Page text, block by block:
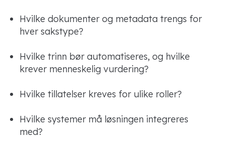
Hvilke dokumenter og metadata trengs for
hver sakstype?
Hvilke trinn bør automatiseres, og hvilke
krever menneskelig vurdering?
Hvilke tillatelser kreves for ulike roller?
Hvilke systemer må løsningen integreres
med?